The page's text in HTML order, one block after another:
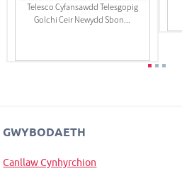
Telesco Cyfansawdd Telesgopig
Golchi Ceir Newydd Sbon...
GWYBODAETH
Canllaw Cynhyrchion